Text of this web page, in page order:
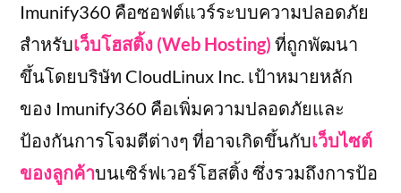
Imunify360 คือซอฟต์แวร์ระบบความปลอดภัย
สำหรับเว็บโฮสติ้ง (Web Hosting) ที่ถูกพัฒนา
ขึ้นโดยบริษัท CloudLinux Inc. เป้าหมายหลัก
ของ Imunify360 คือเพิ่มความปลอดภัยและ
ป้องกันการโจมตีต่างๆ ที่อาจเกิดขึ้นกับเว็บไซต์
ของลูกค้าบนเซิร์ฟเวอร์โฮสติ้ง ซึ่งรวมถึงการป้อ